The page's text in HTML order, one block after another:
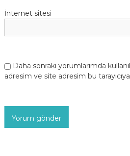
İnternet sitesi
Daha sonraki yorumlarımda
adresim ve site adresim bu